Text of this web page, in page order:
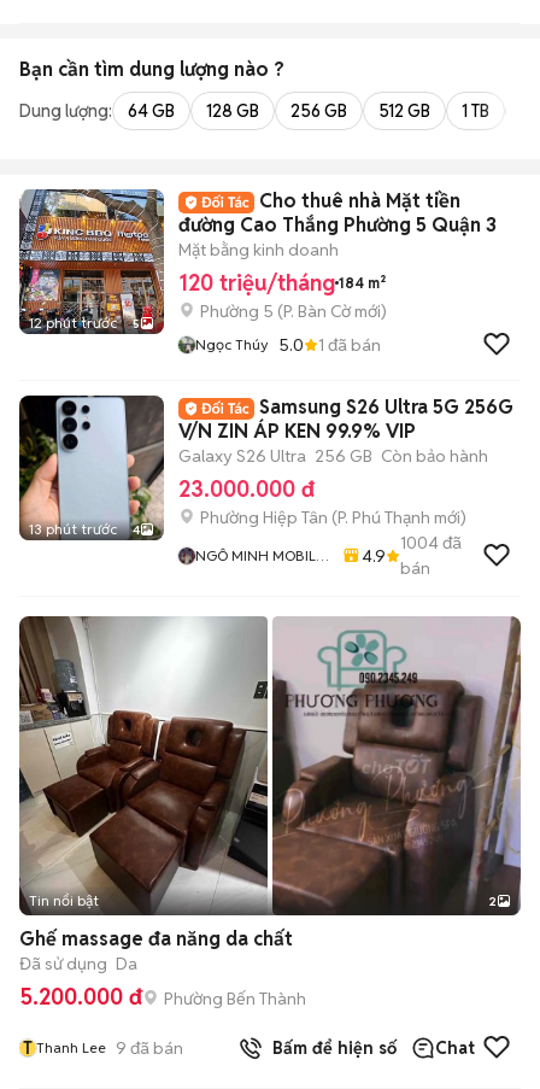
Bạn cần tìm dung lượng nào ?
Dung lượng: 64 GB 128 GB 256 GB 512 GB 1 TB
12 phút trước 5
Cho thuê nhà Mặt tiền
đường Cao Thắng Phường 5 Quận 3
Mặt bằng kinh doanh
120 triệu/tháng 184 m²
Phường 5 (P. Bàn Cờmới)
Ngọc Thúy 5.0 1 đã bán
13 phút trước 4
Samsung S26 Ultra 5G 256G
V/N ZIN ÁP KEN 99.9% VIP
Galaxy S26 Ultra 256 GB Còn bảo hành
23.000.000 đ
Phường Hiệp Tân (P. Phú Thạnh mới)
NGÔ MINH MOBILE
4.9
1004đã
bán
Tin nổi bật 2
Ghế massage đa năng da chất
Đã sử dụng Da
5.200.000 đ Phường Bến Thành
T Thanh Lee 9 đã bán Bấm để hiện số Chat